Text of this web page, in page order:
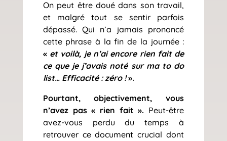
On peut être doué dans son travail,
et malgré tout se sentir parfois
dépassé. Qui n’a jamais prononcé
cette phrase à la fin de la journée :
« et voilà, je n’ai encore rien fait de
ce que je j’avais noté sur ma to do
list… Efficacité : zéro !».
Pourtant, objectivement, vous
n’avez pas « rien fait ». Peut-être
avez-vous perdu du temps à
retrouver ce document crucial dont